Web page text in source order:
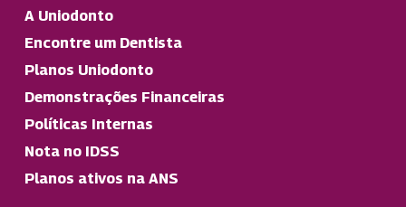
A Uniodonto
Encontre um Dentista
Planos Uniodonto
Demonstrações Financeiras
Políticas Internas
Nota no IDSS
Planos ativos na ANS